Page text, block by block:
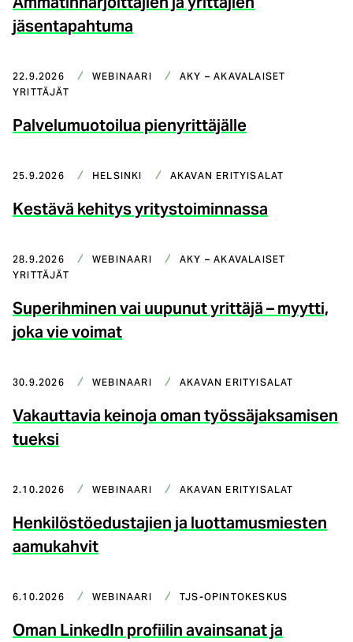
jäsentapahtuma
22.9.2026 WEBINAARI AKY – AKAVALAISET
YRITTÄJÄT
Palvelumuotoilua pienyrittäjälle
25.9.2026 HELSINKI
AKAVAN ERITYISALAT
Kestävä kehitys yritystoiminnassa
28.9.2026 WEBINAARI AKY – AKAVALAISET
YRITTÄJÄT
Superihminen vai uupunut yrittäjä – myytti,
joka vie voimat
30.9.2026 WEBINAARI
AKAVAN ERITYISALAT
Vakauttavia keinoja oman työssäjaksamisen
tueksi
2.10.2026 WEBINAARI
AKAVAN ERITYISALAT
Henkilöstöedustajien ja luottamusmiesten
aamukahvit
6.10.2026 WEBINAARI
TJS-OPINTOKESKUS
Oman LinkedIn profiilin avainsanat ja